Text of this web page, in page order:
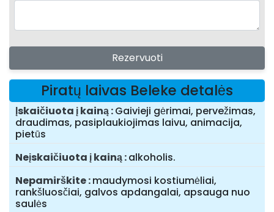
Rezervuoti
Piratų laivas Beleke detalės
Įskaičiuota į kainą Gaivieji gėrimai, pervežimas,
draudimas, pasiplaukiojimas laivu, animacija,
pietūs
Neįskaičiuota į kainą alkoholis.
Nepamirškite maudymosi kostiumėliai,
rankšluosčiai, galvos apdangalai, apsauga nuo
saulės